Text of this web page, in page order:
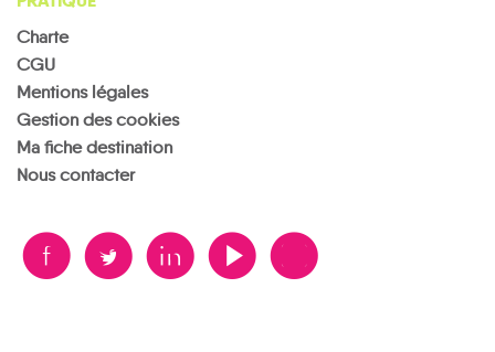
Charte
CGU
Mentions légales
Gestion des cookies
Ma fiche destination
Nous contacter
B A D F V